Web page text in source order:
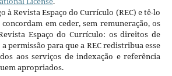
à Revista Espaço do Currículo (REC) e tê-lo
em ceder, sem remuneração, os
Espaço do Currículo: os direitos de
permissão para que a REC redistribua esse
aos serviços de indexação e referência
apropriados.